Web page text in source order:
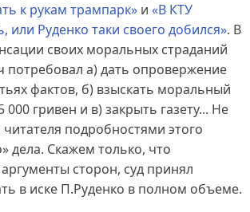
к рукам трампарк» и «В КТУ
или Руденко таки своего добился». В
своих моральных страданий
потребовал а) дать опровержение
фактов, б) взыскать моральный
гривен и в) закрыть газету... Не
подробностями этого
дела. Скажем только, что
сторон, суд принял
в иске П.Руденко в полном объеме.